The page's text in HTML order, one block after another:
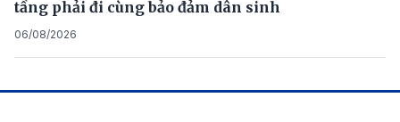
tầng phải đi cùng bảo đảm dân sinh
06/08/2026